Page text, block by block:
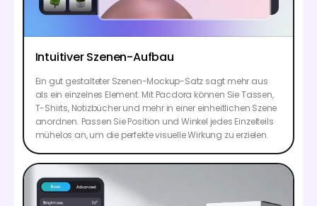
Intuitiver Szenen-Aufbau
Ein gut gestalteter Szenen-Mockup-Satz sagt mehr aus
als ein einzelnes Element. Mit Pacdora können Sie Tassen,
T-Shirts, Notizbücher und mehr in einer einheitlichen Szene
anordnen. Passen Sie Position und Winkel jedes Einzelteils
mühelos an, um die perfekte visuelle Wirkung zu erzielen.